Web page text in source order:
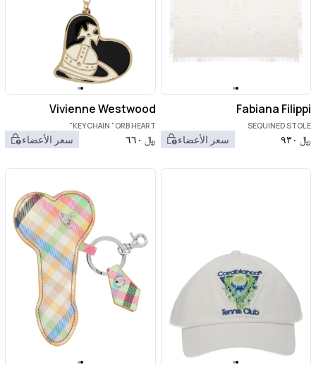
Fabiana Filippi
SEQUINED STOLE
﷼ ٩٣٠ سعر الأعضاء
Vivienne Westwood
KEYCHAIN "ORB HEART"
﷼ ٦٦٠ سعر الأعضاء